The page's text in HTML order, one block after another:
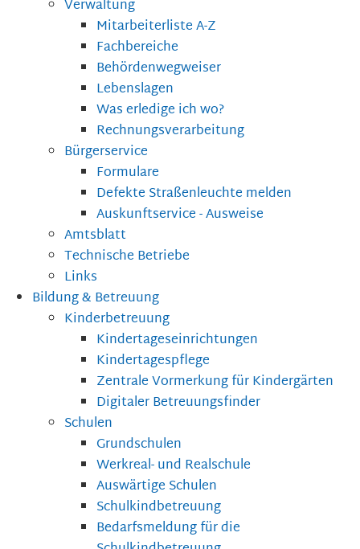
Verwaltung
Mitarbeiterliste A-Z
Fachbereiche
Behördenwegweiser
Lebenslagen
Was erledige ich wo?
Rechnungsverarbeitung
Bürgerservice
Formulare
Defekte Straßenleuchte melden
Auskunftservice - Ausweise
Amtsblatt
Technische Betriebe
Links
Bildung & Betreuung
Kinderbetreuung
Kindertageseinrichtungen
Kindertagespflege
Zentrale Vormerkung für Kindergärten
Digitaler Betreuungsfinder
Schulen
Grundschulen
Werkreal- und Realschule
Auswärtige Schulen
Schulkindbetreuung
Bedarfsmeldung für die